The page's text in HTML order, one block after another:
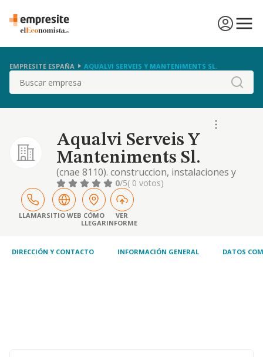
EMPRESITE ESPAÑA AQUALVI SERVEIS Y MANTENIMENTS SL.
Buscar
Aqualvi Serveis Y
Manteniments Sl.
(cnae 8110). construccion, instalaciones y
mantenimiento. comercioa al por mayor y al
por menor. distribucion comercial.
importacion y exportacion. prestacion de
servicios. actividades de gestion y
administracion, etc. cnae 8110
0/5( 0 votos)
LLAMARSITIO WEB CÓMO
LLEGAR
VER
INFORME
DIRECCIÓN Y CONTACTO INFORMACIÓN GENERAL DATOS